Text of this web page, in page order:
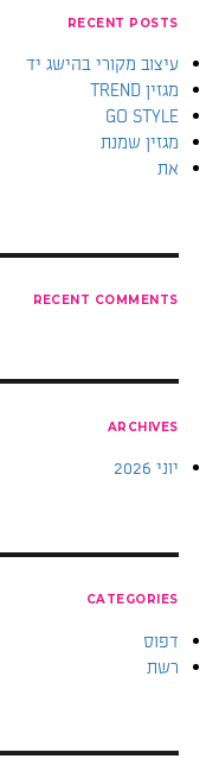
RECENT POSTS
עיצוב מקורי בהישג יד
מגזין TREND
GO STYLE
מגזין שמנת
את
RECENT COMMENTS
ARCHIVES
יוני 2026
CATEGORIES
דפוס
רשת